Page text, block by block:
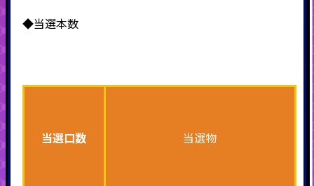
◆当選本数
当選口数 当選物